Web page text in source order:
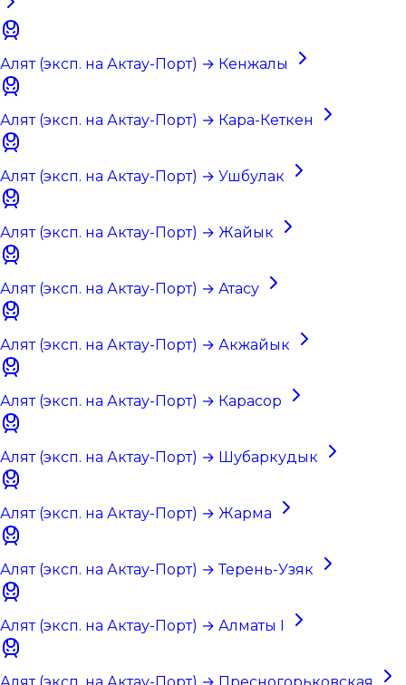
Алят (эксп. на Актау-Порт) → Кенжалы
Алят (эксп. на Актау-Порт) → Кара-Кеткен
Алят (эксп. на Актау-Порт) → Ушбулак
Алят (эксп. на Актау-Порт) → Жайык
Алят (эксп. на Актау-Порт) → Атасу
Алят (эксп. на Актау-Порт) → Акжайык
Алят (эксп. на Актау-Порт) → Карасор
Алят (эксп. на Актау-Порт) → Шубаркудык
Алят (эксп. на Актау-Порт) → Жарма
Алят (эксп. на Актау-Порт) → Терень-Узяк
Алят (эксп. на Актау-Порт) → Алматы I